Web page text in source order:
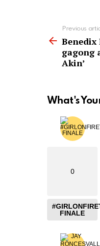
more
Previous
Benedix
gagong
Akin’
What's
0
FINALE